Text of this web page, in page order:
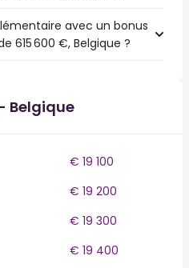
avec un bonus
615 600 €, Belgique ?
Belgique
€ 19 100
€ 19 200
€ 19 300
€ 19 400